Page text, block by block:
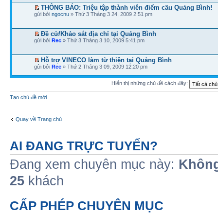
THÔNG BÁO: Triệu tập thành viên điểm cầu Quảng Bình!
gửi bởi ngocnu » Thứ 3 Tháng 3 24, 2009 2:51 pm
Đề cử/Khảo sát địa chỉ tại Quảng Bình
gửi bởi Rec » Thứ 3 Tháng 3 10, 2009 5:41 pm
Hỗ trợ VINECO làm từ thiện tại Quảng Bình
gửi bởi Rec » Thứ 2 Tháng 3 09, 2009 12:20 pm
Hiển thị những chủ đề cách đây:
Tạo chủ đề mới
Quay về Trang chủ
AI ĐANG TRỰC TUYẾN?
Đang xem chuyên mục này:
25 khách
CẤP PHÉP CHUYÊN MỤC